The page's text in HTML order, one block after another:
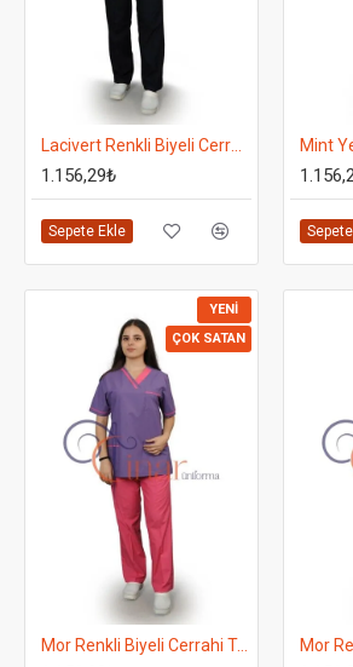
1.156,29₺
Sepete Ekle
YENI
ÇOK SATAN
Mor Renkli Biyeli Cerrahi Takım - Takma Kol - Alt Fuşya